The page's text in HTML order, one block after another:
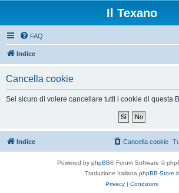
Il Texano
FAQ
Indice
Cancella cookie
Sei sicuro di volere cancellare tutti i cookie di questa
Indice Cancella cookie
Powered by phpBB® Forum Software ©
Traduzione Italiana phpBB-Store.it
Privacy | Condizioni